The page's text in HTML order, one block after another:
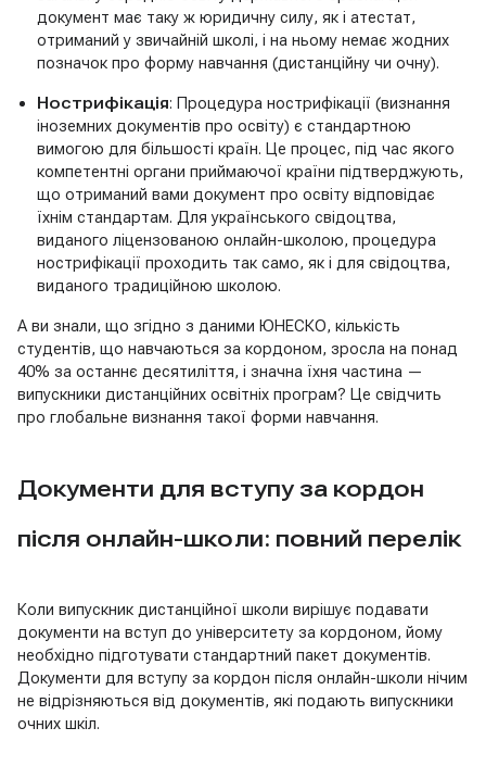
документ має таку ж юридичну силу, як і атестат,
отриманий у звичайній школі, і на ньому немає жодних
позначок про форму навчання (дистанційну чи очну).
Нострифікація: Процедура нострифікації (визнання
іноземних документів про освіту) є стандартною
вимогою для більшості країн. Це процес, під час якого
компетентні органи приймаючої країни підтверджують,
що отриманий вами документ про освіту відповідає
їхнім стандартам. Для українського свідоцтва,
виданого ліцензованою онлайн-школою, процедура
нострифікації проходить так само, як і для свідоцтва,
виданого традиційною школою.
А ви знали, що згідно з даними ЮНЕСКО, кількість
студентів, що навчаються за кордоном, зросла на понад
40% за останнє десятиліття, і значна їхня частина —
випускники дистанційних освітніх програм? Це свідчить
про глобальне визнання такої форми навчання.
Документи для вступу за кордон
після онлайн-школи: повний перелік
Коли випускник дистанційної школи вирішує подавати
документи на вступ до університету за кордоном, йому
необхідно підготувати стандартний пакет документів.
Документи для вступу за кордон після онлайн-школи нічим
не відрізняються від документів, які подають випускники
очних шкіл.